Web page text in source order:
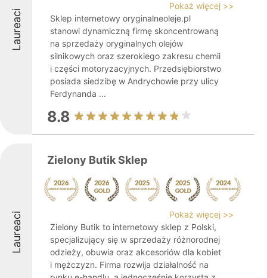
Laureaci
Pokaż więcej >>
Sklep internetowy oryginalneoleje.pl
stanowi dynamiczną firmę skoncentrowaną
na sprzedaży oryginalnych olejów
silnikowych oraz szerokiego zakresu chemii
i części motoryzacyjnych. Przedsiębiorstwo
posiada siedzibę w Andrychowie przy ulicy
Ferdynanda ...
8.8
Laureaci
Zielony Butik Sklep
Pokaż więcej >>
Zielony Butik to internetowy sklep z Polski,
specjalizujący się w sprzedaży różnorodnej
odzieży, obuwia oraz akcesoriów dla kobiet
i mężczyzn. Firma rozwija działalność na